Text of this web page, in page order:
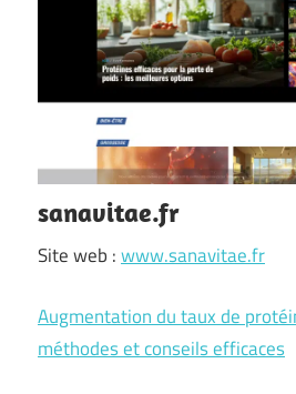
sanavitae.fr
Site web :www.sanavitae.fr
Augmentation du taux de
méthodes et conseils efficaces